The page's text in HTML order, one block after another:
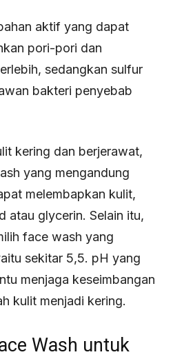
aktif yang dapat
pori-pori dan
sedangkan sulfur
bakteri penyebab
kering dan berjerawat,
yang mengandung
melembapkan kulit,
atau glycerin. Selain itu,
face wash yang
sekitar 5,5. pH yang
menjaga keseimbangan
kulit menjadi kering.
Wash untuk